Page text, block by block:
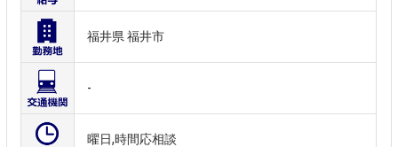
福井県 福井市
-
曜日,時間応相談